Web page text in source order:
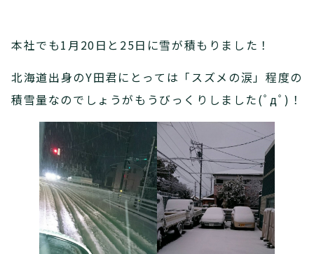
本社でも1月20日と25日に雪が積もりました！
北海道出身のY田君にとっては「スズメの涙」程度の
積雪量なのでしょうがもうびっくりしました(ﾟдﾟ)！